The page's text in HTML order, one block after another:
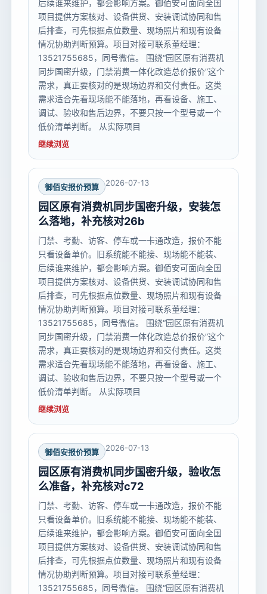
后续谁来维护，都会影响方案。御佰安可面向全国
项目提供方案核对、设备供货、安装调试协同和售
后排查，可先根据点位数量、现场照片和现有设备
情况协助判断预算。项目对接可联系董经理：
13521755685，同号微信。 围绕“园区原有消费机
同步国密升级，门禁消费一体化改造总价报价”这个
需求，真正要核对的是现场边界和交付责任。这类
需求适合先看现场能不能落地，再看设备、施工、
调试、验收和售后边界，不要只按一个型号或一个
低价清单判断。 从实际项目
继续浏览
御佰安报价预算 2026-07-13
园区原有消费机同步国密升级，安装怎
么落地，补充核对26b
门禁、考勤、访客、停车或一卡通改造，报价不能
只看设备单价。旧系统能不能接、现场能不能装、
后续谁来维护，都会影响方案。御佰安可面向全国
项目提供方案核对、设备供货、安装调试协同和售
后排查，可先根据点位数量、现场照片和现有设备
情况协助判断预算。项目对接可联系董经理：
13521755685，同号微信。 围绕“园区原有消费机
同步国密升级，门禁消费一体化改造总价报价”这个
需求，真正要核对的是现场边界和交付责任。这类
需求适合先看现场能不能落地，再看设备、施工、
调试、验收和售后边界，不要只按一个型号或一个
低价清单判断。 从实际项目
继续浏览
御佰安报价预算 2026-07-13
园区原有消费机同步国密升级，验收怎
么准备，补充核对c72
门禁、考勤、访客、停车或一卡通改造，报价不能
只看设备单价。旧系统能不能接、现场能不能装、
后续谁来维护，都会影响方案。御佰安可面向全国
项目提供方案核对、设备供货、安装调试协同和售
后排查，可先根据点位数量、现场照片和现有设备
情况协助判断预算。项目对接可联系董经理：
13521755685，同号微信。 围绕“园区原有消费机